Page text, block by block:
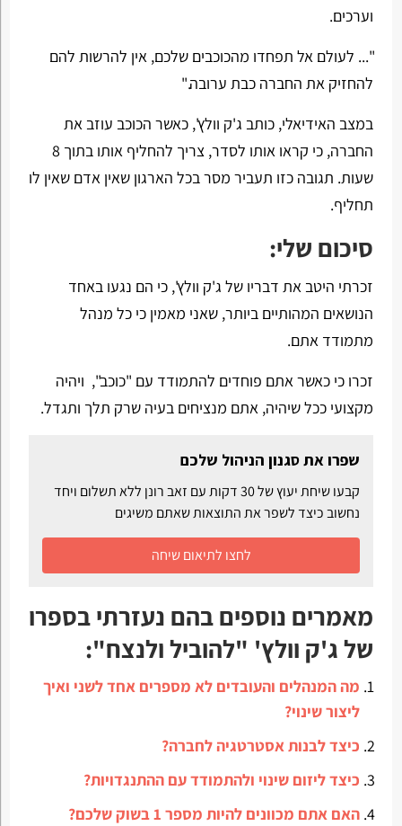
וערכים.
"... לעולם אל תפחדו מהכוכבים שלכם, אין להרשות להם
להחזיק את החברה כבת ערובה."
במצב האידיאלי, כותב ג'ק וולץ', כאשר הכוכב עוזב את
החברה, כי קראו אותו לסדר, צריך להחליף אותו בתוך 8
שעות. תגובה כזו תעביר מסר בכל הארגון שאין אדם שאין לו
תחליף.
סיכום שלי:
זכרתי היטב את דבריו של ג'ק וולץ', כי הם נגעו באחד
הנושאים המהותיים ביותר, שאני מאמין כי כל מנהל
מתמודד אתם.
זכרו כי כאשר אתם פוחדים להתמודד עם "כוכב", ויהיה
מקצועי ככל שיהיה, אתם מנציחים בעיה שרק תלך ותגדל.
שפרו את סגנון הניהול שלכם
קבעו שיחת יעוץ של 30 דקות עם זאב רונן ללא תשלום ויחד
נחשוב כיצד לשפר את התוצאות שאתם משיגים
לחצו לתיאום שיחה
מאמרים נוספים בהם נעזרתי בספרו
של ג'ק וולץ' "להוביל ולנצח":
מה המנהלים והעובדים לא מספרים אחד לשני ואיך
ליצור שינוי?
כיצד לבנות אסטרטגיה לחברה?
כיצד ליזום שינוי ולהתמודד עם ההתנגדויות?
האם אתם מכוונים להיות מספר 1 בשוק שלכם?